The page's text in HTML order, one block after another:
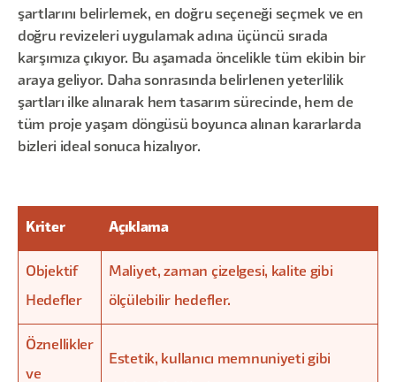
şartlarını belirlemek, en doğru seçeneği seçmek ve en
doğru revizeleri uygulamak adına üçüncü sırada
karşımıza çıkıyor. Bu aşamada öncelikle tüm ekibin bir
araya geliyor. Daha sonrasında belirlenen yeterlilik
şartları ilke alınarak hem tasarım sürecinde, hem de
tüm proje yaşam döngüsü boyunca alınan kararlarda
bizleri ideal sonuca hizalıyor.
Kriter Açıklama
Objektif
Hedefler
Maliyet, zaman çizelgesi, kalite gibi
ölçülebilir hedefler.
Öznellikler
ve
Estetik, kullanıcı memnuniyeti gibi